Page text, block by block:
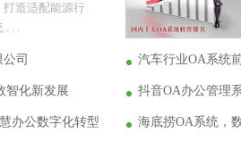
打造适配能源行
. . .
司
智化新发展
办公数字化转型
汽车行业OA系统
抖音OA办公管理
海底捞OA系统，